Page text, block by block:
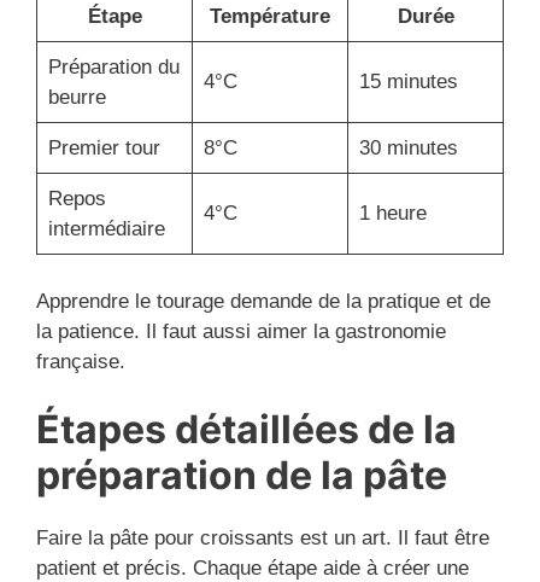
Étape Température Durée
Préparation du
beurre
4°C 15 minutes
Premier tour 8°C 30 minutes
Repos
intermédiaire
4°C 1 heure
Apprendre le tourage demande de la pratique et de
la patience. Il faut aussi aimer la gastronomie
française.
Étapes détaillées de la
préparation de la pâte
Faire la pâte pour croissants est un art. Il faut être
patient et précis. Chaque étape aide à créer une